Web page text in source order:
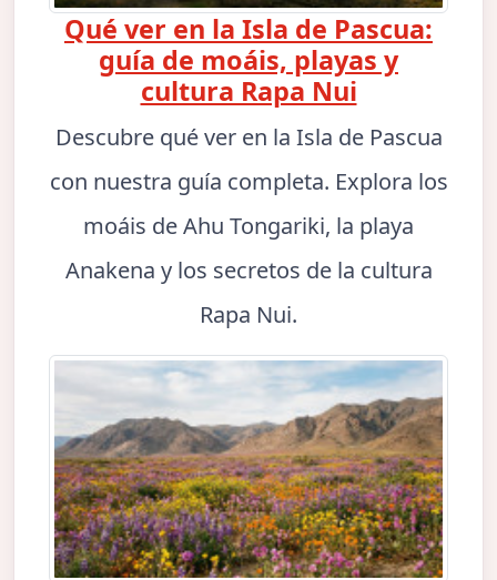
Qué ver en la Isla de Pascua:
guía de moáis, playas y
cultura Rapa Nui
Descubre qué ver en la Isla de Pascua
con nuestra guía completa. Explora los
moáis de Ahu Tongariki, la playa
Anakena y los secretos de la cultura
Rapa Nui.